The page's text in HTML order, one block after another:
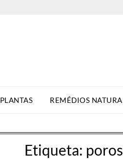
PLANTAS REMÉDIOS
Etiqueta: